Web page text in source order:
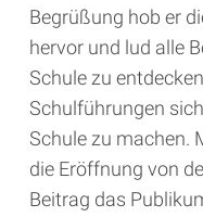
Begrüßung hob er
hervor und lud alle
Schule zu
Schulführungen
Schule zu machen.
die Eröffnung von
Beitrag das